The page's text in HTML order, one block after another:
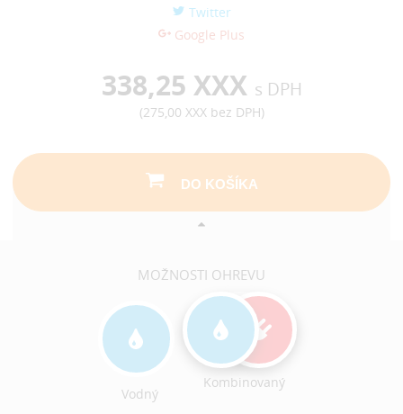
Twitter
Google Plus
338,25 XXX s DPH
(275,00 XXXbez DPH)
DO KOŠÍKA
MOŽNOSTI OHREVU
Vodný
Kombinovaný